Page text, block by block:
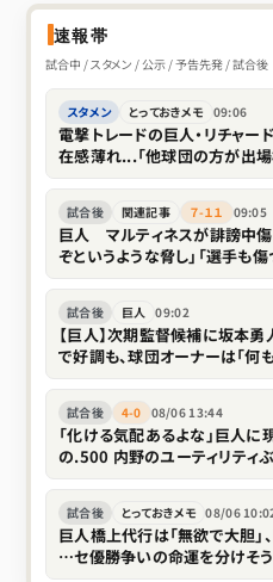
速報帯
試合中 / スタメン / 公示 / 予告先発 / 試合後
スタメン とっておきメモ 09:06
電撃トレードの巨人・リチャー
在感薄れ...「他球団の方が出
試合後 関連記事 ７-１１ 09:05
巨人 マルティネスが誹謗中
ぞというような脅し」「選手も
試合後 巨人 09:02
【巨人】次期監督候補に坂本
で好調も、球団オーナーは「何
試合後 4-0 08/06 13:44
「化ける気配あるよな」巨人
の.500 内野のユーティリティ
試合後 とっておきメモ 08/06
巨人橋上代行は「無欲で大胆」
…セ優勝争いの命運を分けそ